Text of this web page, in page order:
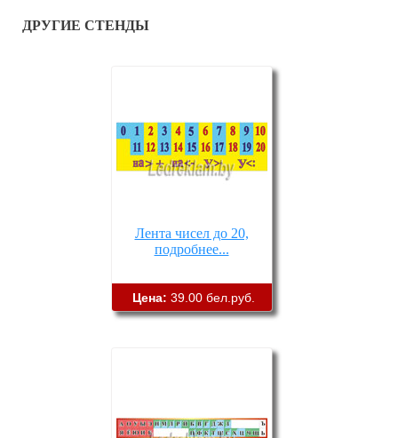
ДРУГИЕ СТЕНДЫ
Лента чисел до 20,
подробнее...
Цена: 39.00 бел.руб.